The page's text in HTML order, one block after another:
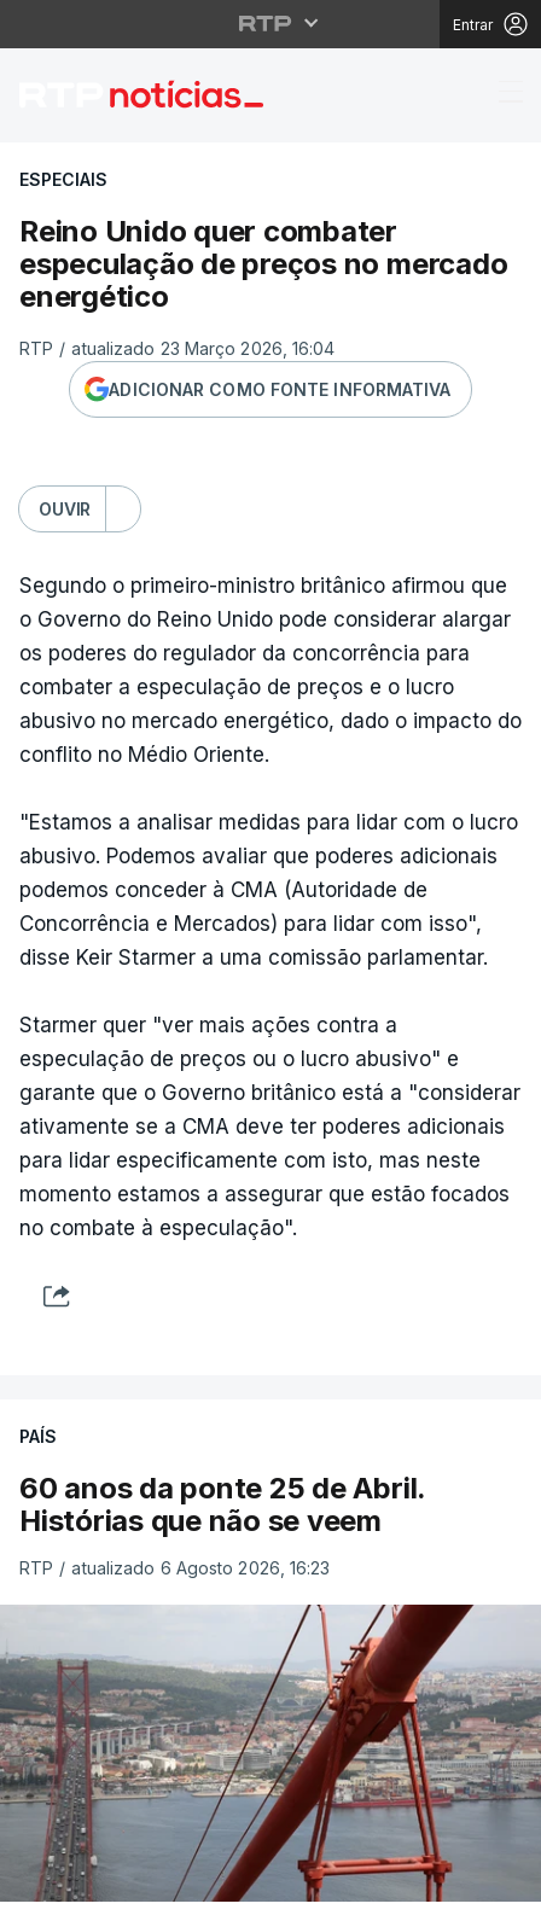
Entrar
Reino Unido quer
ESPECIAIS
Reino Unido quer combater
especulação de preços no mercado
energético
RTP / atualizado 23 Março 2026, 16:04
ADICIONAR COMO FONTE INFORMATIVA
OUVIR
Segundo o primeiro-ministro britânico afirmou que
o Governo do Reino Unido pode considerar alargar
os poderes do regulador da concorrência para
combater a especulação de preços e o lucro
abusivo no mercado energético, dado o impacto do
conflito no Médio Oriente.
"Estamos a analisar medidas para lidar com o lucro
abusivo. Podemos avaliar que poderes adicionais
podemos conceder à CMA (Autoridade de
Concorrência e Mercados) para lidar com isso",
disse Keir Starmer a uma comissão parlamentar.
Starmer quer "ver mais ações contra a
especulação de preços ou o lucro abusivo" e
garante que o Governo britânico está a "considerar
ativamente se a CMA deve ter poderes adicionais
para lidar especificamente com isto, mas neste
momento estamos a assegurar que estão focados
no combate à especulação".
PAÍS
60 anos da ponte 25 de Abril.
Histórias que não se veem
RTP / atualizado 6 Agosto 2026, 16:23